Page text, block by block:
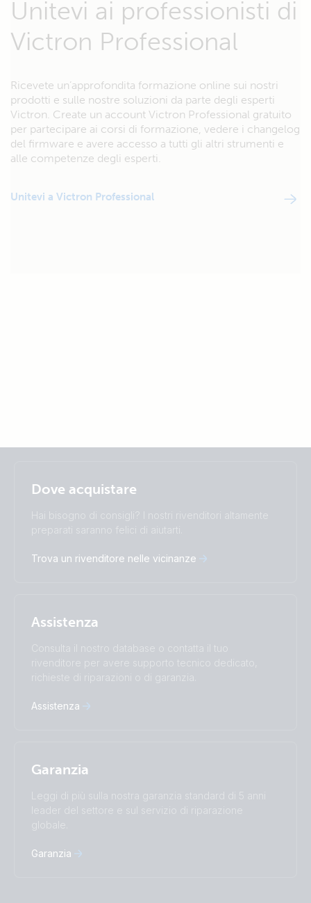
Unitevi ai professionisti di
Victron Professional
Ricevete un’approfondita formazione online sui nostri
prodotti e sulle nostre soluzioni da parte degli esperti
Victron. Create un account Victron Professional gratuito
per partecipare ai corsi di formazione, vedere i changelog
del firmware e avere accesso a tutti gli altri strumenti e
alle competenze degli esperti.
Unitevi a Victron Professional
Italiano
Change language
Čeština
Dansk
Español
Français
Română
Türkçe
Ελληνικά
Русский
Українська
中國人
Dove acquistare
Hai bisogno di consigli? I nostri rivenditori altamente
preparati saranno felici di aiutarti.
Trova un rivenditore nelle vicinanze
Assistenza
Consulta il nostro database o contatta il tuo
rivenditore per avere supporto tecnico dedicato,
richieste di riparazioni o di garanzia.
Assistenza
Garanzia
Leggi di più sulla nostra garanzia standard di 5 anni
leader del settore e sul servizio di riparazione
globale.
Garanzia